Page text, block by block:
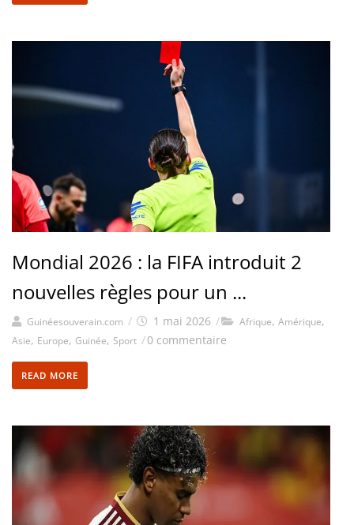
Mondial 2026 : la FIFA introduit 2
nouvelles règles pour un ...
Guinéesouverain.com / 1 mai 2026 / Afrique, Amérique,
Asie, Europe, Guinée, Sport /0 commentaire
READ MORE